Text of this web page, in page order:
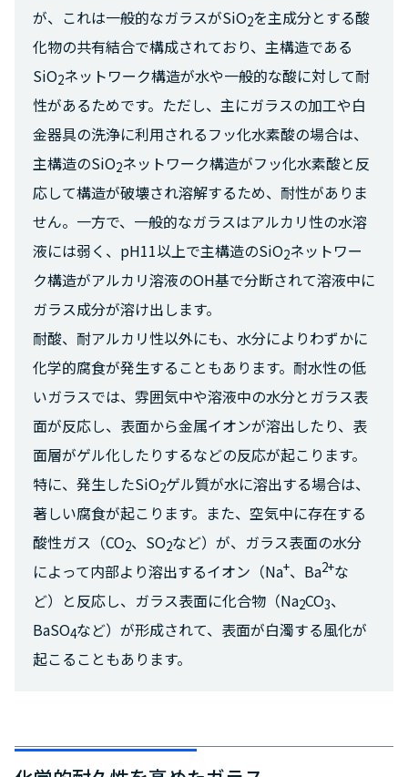
が、これは一般的なガラスがSiO2を主成分とする酸
化物の共有結合で構成されており、主構造である
SiO2ネットワーク構造が水や一般的な酸に対して耐
性があるためです。ただし、主にガラスの加工や白
金器具の洗浄に利用されるフッ化水素酸の場合は、
主構造のSiO2ネットワーク構造がフッ化水素酸と反
応して構造が破壊され溶解するため、耐性がありま
せん。一方で、一般的なガラスはアルカリ性の水溶
液には弱く、pH11以上で主構造のSiO2ネットワー
ク構造がアルカリ溶液のOH基で分断されて溶液中に
ガラス成分が溶け出します。
耐酸、耐アルカリ性以外にも、水分によりわずかに
化学的腐食が発生することもあります。耐水性の低
いガラスでは、雰囲気中や溶液中の水分とガラス表
面が反応し、表面から金属イオンが溶出したり、表
面層がゲル化したりするなどの反応が起こります。
特に、発生したSiO2ゲル質が水に溶出する場合は、
著しい腐食が起こります。また、空気中に存在する
酸性ガス（CO2、SO2など）が、ガラス表面の水分
によって内部より溶出するイオン（Na+、Ba2+な
ど）と反応し、ガラス表面に化合物（Na2CO3、
BaSO4など）が形成されて、表面が白濁する風化が
起こることもあります。